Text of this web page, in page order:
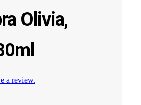
Olivia,
a review.